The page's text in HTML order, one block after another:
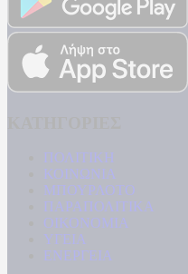
ΠΟΛΙΤΙΚΗ
ΚΟΙΝΩΝΙΑ
ΜΠΟΥΡΛΟΤΟ
ΠΑΡΑΠΟΛΙΤΙΚΑ
ΟΙΚΟΝΟΜΙΑ
ΥΓΕΙΑ
ΕΝΕΡΓΕΙΑ